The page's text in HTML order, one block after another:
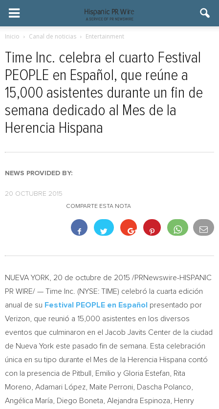
Inicio Canal de noticias Entertainment
Time Inc. celebra el cuarto Festival
PEOPLE en Español, que reúne a
15,000 asistentes durante un fin de
semana dedicado al Mes de la
Herencia Hispana
NEWS PROVIDED BY:
20 OCTUBRE 2015
COMPARTE ESTA NOTA
NUEVA YORK , 20 de octubre de 2015 /PRNewswire-HISPANIC
PR WIRE/ — Time Inc. (NYSE: TIME) celebró la cuarta edición
anual de su Festival PEOPLE en Español
presentado por
Verizon, que reunió a 15,000 asistentes en los diversos
eventos que culminaron en el Jacob Javits Center de la ciudad
de Nueva York este pasado fin de semana. Esta celebración
única en su tipo durante el Mes de la Herencia Hispana contó
con la presencia de Pitbull, Emilio y Gloria Estefan
Rita
Moreno , Adamari López, Maite Perroni Dascha Polanco
Angélica María,
Diego Boneta Alejandra Espinoza
Henry